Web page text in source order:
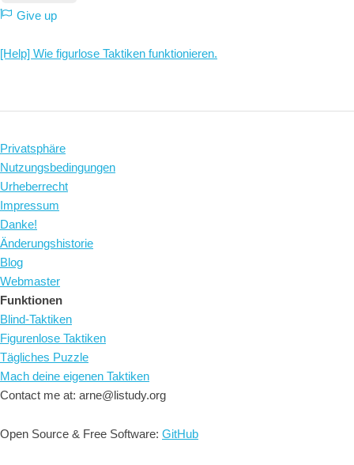
Give up
[Help] Wie figurlose Taktiken funktionieren.
Privatsphäre
Nutzungsbedingungen
Urheberrecht
Impressum
Danke!
Änderungshistorie
Blog
Webmaster
Funktionen
Blind-Taktiken
Figurenlose Taktiken
Tägliches Puzzle
Mach deine eigenen Taktiken
Contact me at: arne@listudy.org
Open Source & Free Software: GitHub